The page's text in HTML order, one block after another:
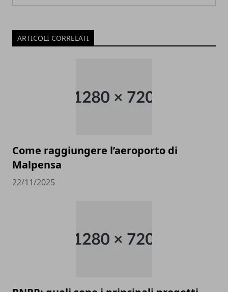
ARTICOLI CORRELATI
Come raggiungere l’aeroporto di
Malpensa
22/11/2025